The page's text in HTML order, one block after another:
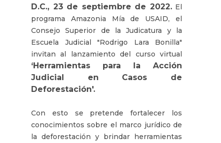
D.C., 23 de septiembre de 2022.El
programa Amazonia Mía de USAID, el
Consejo Superior de la Judicatura y la
Escuela Judicial "Rodrigo Lara Bonilla"
invitan al lanzamiento del curso virtual
‘Herramientas para la Acción
Judicial en Casos de
Deforestación'.
Con esto se pretende fortalecer los
conocimientos sobre el marco jurídico de
la deforestación y brindar herramientas